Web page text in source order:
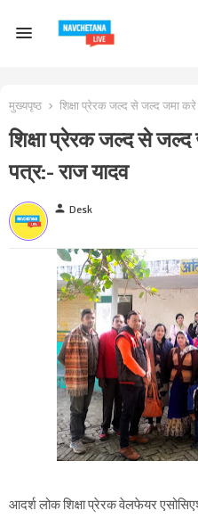
मुख्यपृष्ठ शिक्षा प्रेरक जल्द से जल्द जमा
शिक्षा प्रेरक जल्द से
पत्र:- राज यादव
person Desk
आदर्श लोक शिक्षा प्रेरक वेलफेयर